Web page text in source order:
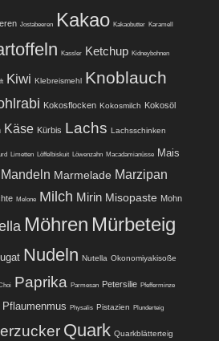
Jostabeeren Kakao Kakaobutter Karamell
Kassler Ketchup Kidneybohnen
Kiwi Klebreismehl Knoblauch
Kokosflocken Kokosmilch Kokosöl
Käse Kürbis Lachs Lachsschinken
Limetten Löffelbiskuit Löwenzahn Macadamianüsse Mais
Mandeln Marmelade Marzipan
Melone Milch Mirin Misopaste Mohn
Möhren Mürbeteig
Nudeln Nutella Okonomiyakisoße
Paprika Parmesan Petersilie Pfefferminze
Pflaumenmus Physalis Pistazien Plunderteig
Quark Quarkblätterteig